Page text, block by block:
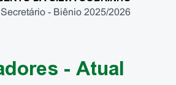
- Biênio 2025/2026
- Atual